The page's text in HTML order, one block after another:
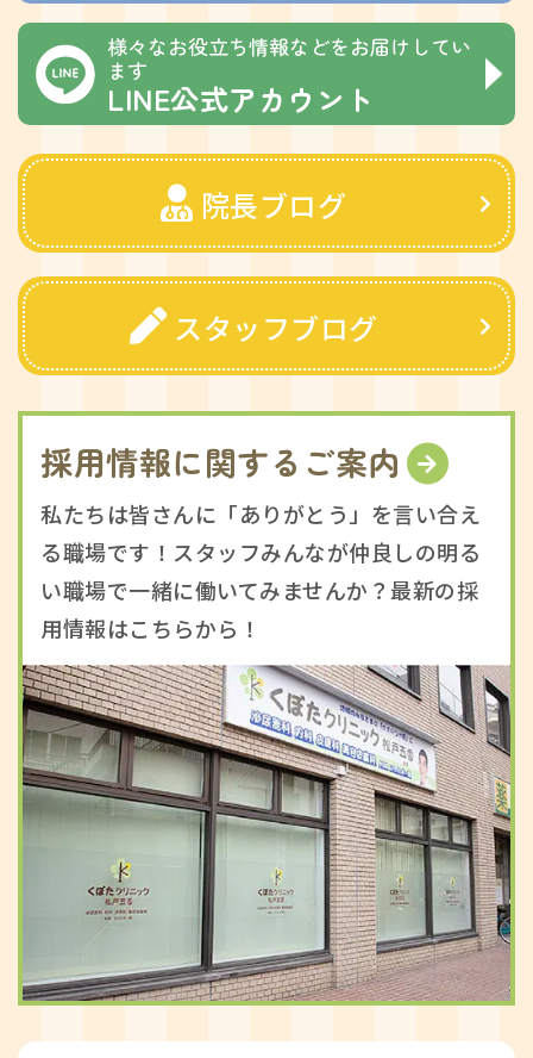
様々なお役立ち情報などをお届けしてい
ます
LINE公式アカウント
院長ブログ
スタッフブログ
採用情報に関するご案内
私たちは皆さんに「ありがとう」を言い合え
る職場です！スタッフみんなが仲良しの明る
い職場で一緒に働いてみませんか？最新の採
用情報はこちらから！